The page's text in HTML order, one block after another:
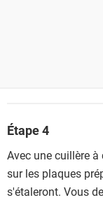
Étape 4
Avec une cuillère
sur les plaques
s'étaleront. Vous